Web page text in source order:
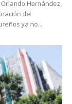
Hernández,
del
ya no...